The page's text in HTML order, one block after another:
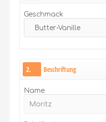
Geschmack
2. Beschriftung
Name